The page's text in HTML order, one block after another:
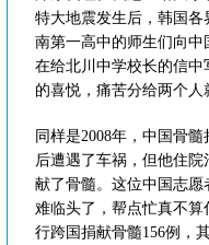
特大地震发生后，韩国
南第一高中的师生们向
在给北川中学校长的信
的喜悦，痛苦分给两个
同样是2008年，中国骨
后遭遇了车祸，但他住
献了骨髓。这位中国志
难临头了，帮点忙真不
行跨国捐献骨髓156例，